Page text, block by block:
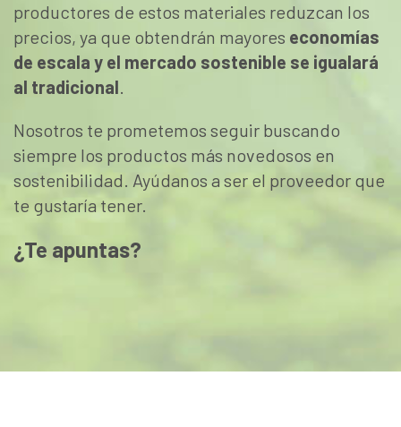
productores de estos materiales reduzcan los
precios, ya que obtendrán mayores economías
de escala y el mercado sostenible se igualará
al tradicional.
Nosotros te prometemos seguir buscando
siempre los productos más novedosos en
sostenibilidad. Ayúdanos a ser el proveedor que
te gustaría tener.
¿Te apuntas?